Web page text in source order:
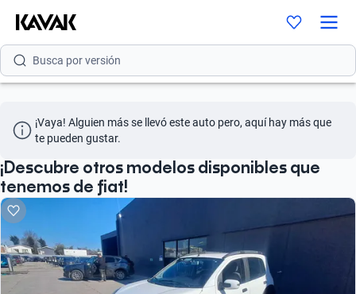
Busca por modelo
Busca por versión
Busca por marca
Busca por modelo
Busca por versión
Busca por año
¡Vaya! Alguien más se llevó este auto pero, aquí hay más que
te pueden gustar.
¡Descubre otros modelos disponibles que
tenemos de fiat!